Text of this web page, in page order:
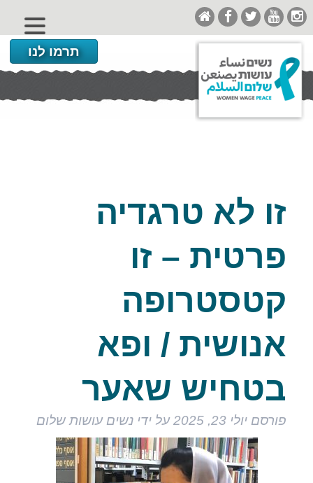
תרמו לנו
זו לא טרגדיה
פרטית – זו
קטסטרופה
אנושית / ופא
בטחיש שאער
פורסם יולי 23, 2025 על ידי נשים עושות שלום